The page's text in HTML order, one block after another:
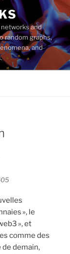
and
random graphs,
and
», le
», et
comme des
demain,